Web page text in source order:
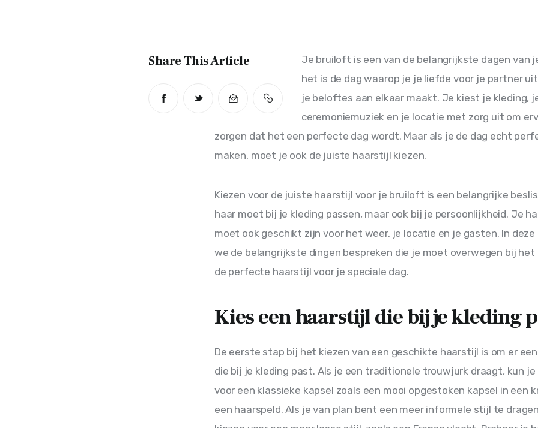
Share This Article
Je bruiloft is een van de belangrijkste dagen van
het is de dag waarop je je liefde voor je partner
je beloftes aan elkaar maakt. Je kiest je kleding,
ceremoniemuziek en je locatie met zorg uit om
zorgen dat het een perfecte dag wordt. Maar als je de dag echt
maken, moet je ook de juiste haarstijl kiezen.
Kiezen voor de juiste haarstijl voor je bruiloft is een belangrijke
haar moet bij je kleding passen, maar ook bij je persoonlijkheid. Je
moet ook geschikt zijn voor het weer, je locatie en je gasten. In
we de belangrijkste dingen bespreken die je moet overwegen bij
de perfecte haarstijl voor je speciale dag.
Kies een haarstijl die bij je kleding
De eerste stap bij het kiezen van een geschikte haarstijl is om er
die bij je kleding past. Als je een traditionele trouwjurk draagt, kun
voor een klassieke kapsel zoals een mooi opgestoken kapsel in een
een haarspeld. Als je van plan bent een meer informele stijl te